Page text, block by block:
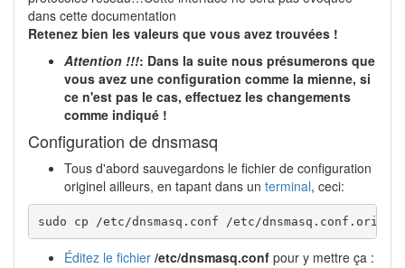
dans cette documentation
Retenez bien les valeurs que vous avez trouvées !
Attention !!!: Dans la suite nous présumerons que
vous avez une configuration comme la mienne, si
ce n'est pas le cas, effectuez les changements
comme indiqué !
Configuration de dnsmasq
Tous d'abord sauvegardons le fichier de configuration
originel ailleurs, en tapant dans un terminal, ceci:
sudo cp /etc/dnsmasq.conf /etc/dnsmasq.conf.orig
Éditez le fichier /etc/dnsmasq.conf pour y mettre ça :